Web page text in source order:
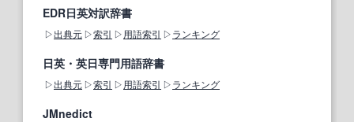
EDR日英対訳辞書
出典元 索引 用語索引 ランキング
日英・英日専門用語辞書
出典元 索引 用語索引 ランキング
JMnedict